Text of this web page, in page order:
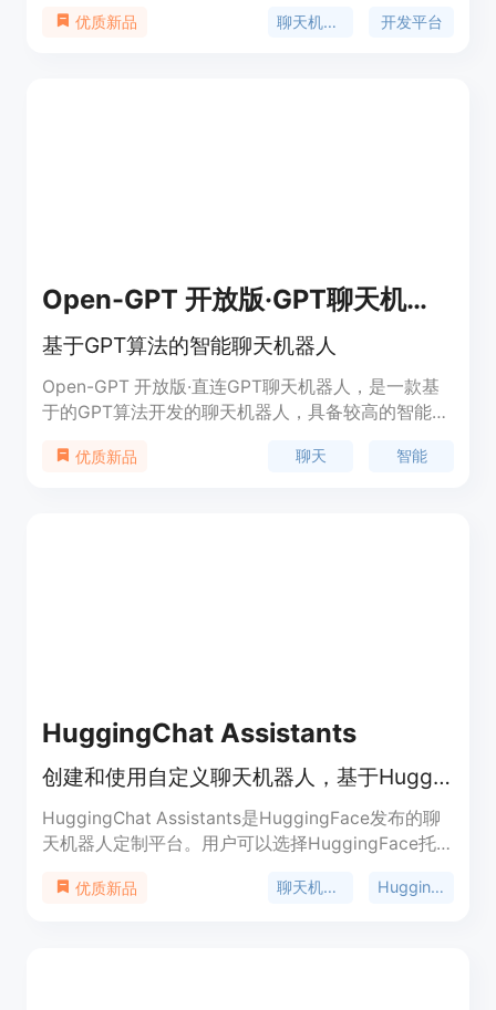
言支持、API集成等，帮助用户轻松实现聊天机器人
优质新品 聊天机器人 开发平台
Open-GPT 开放版·GPT聊天机器人
基于GPT算法的智能聊天机器人
Open-GPT 开放版·直连GPT聊天机器人，是一款基
于的GPT算法开发的聊天机器人，具备较高的智能度
询等多种交互，为用户提供更加便利和快捷的服务。
优质新品 聊天 智能
HuggingChat Assistants
创建和使用自定义聊天机器人，基于HuggingFace的开源模型。
HuggingChat Assistants是HuggingFace发布的聊
天机器人定制平台。用户可以选择HuggingFace托
于多个领域。
优质新品 聊天机器人 HuggingFace